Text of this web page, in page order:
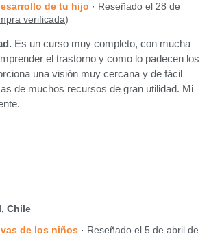
de tu hijo · Reseñado el 28 de
verificada)
Es un curso muy completo, con mucha
el trastorno y como lo padecen los
una visión muy cercana y de fácil
de muchos recursos de gran utilidad. Mi
Chile
de los niños · Reseñado el 5 de abril de